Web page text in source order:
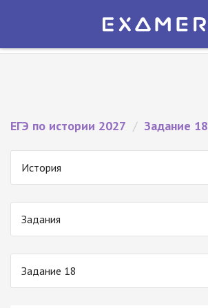
Экзамер — ЕГЭ 2027
ЕГЭ по истории 2027 / Задание 18
История
Задания
Задание 18